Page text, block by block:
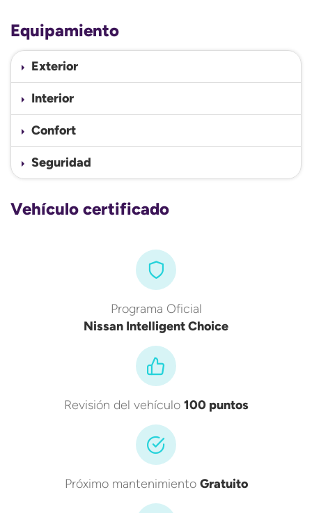
Equipamiento
Exterior
Interior
Confort
Seguridad
Vehículo certificado
Programa Oficial
Nissan Intelligent Choice
Revisión del vehículo 100 puntos
Próximo mantenimiento Gratuito